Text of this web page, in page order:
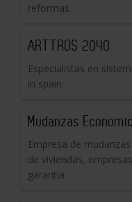
reformas.
ARTTROS 2040
Especialistas en
in spain
Mudanzas
Empresa de
de viviendas,
garantia.